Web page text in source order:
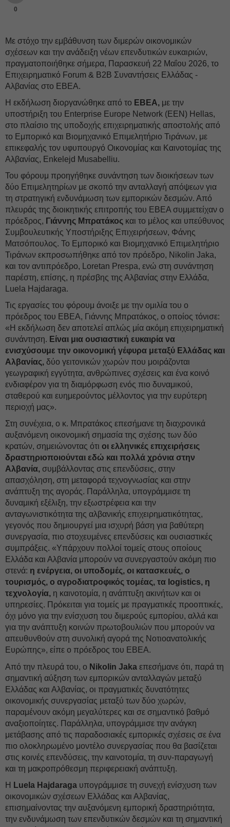
0
Με στόχο την εμβάθυνση των διμερών οικονομικών
σχέσεων και την ανάδειξη νέων επενδυτικών ευκαιριών,
πραγματοποιήθηκε σήμερα, Παρασκευή 22 Μαΐου 2026, το
Επιχειρηματικό Forum & B2B Συναντήσεις Ελλάδας -
Αλβανίας στο ΕΒΕΑ.
Η εκδήλωση διοργανώθηκε από το ΕΒΕΑ, με την
υποστήριξη του Enterprise Europe Network (EEN) Hellas,
στο πλαίσιο της υποδοχής επιχειρηματικής αποστολής από
το Εμπορικό και Βιομηχανικό Επιμελητήριο Τιράνων, με
επικεφαλής τον υφυπουργό Οικονομίας και Καινοτομίας της
Αλβανίας, Enkelejd Musabelliu.
Του φόρουμ προηγήθηκε συνάντηση των διοικήσεων των
δύο Επιμελητηρίων με σκοπό την ανταλλαγή απόψεων για
τη στρατηγική ενδυνάμωση των εμπορικών δεσμών. Από
πλευράς της διοικητικής επιτροπής του ΕΒΕΑ συμμετείχαν ο
πρόεδρος, Γιάννης Μπρατάκος και το μέλος και υπεύθυνος
Συμβουλευτικής Υποστήριξης Επιχειρήσεων, Φάνης
Ματσόπουλος. Το Εμπορικό και Βιομηχανικό Επιμελητήριο
Τιράνων εκπροσωπήθηκε από τον πρόεδρο, Nikolin Jaka,
και τον αντιπρόεδρο, Loretan Prespa, ενώ στη συνάντηση
παρέστη, επίσης, η πρέσβης της Αλβανίας στην Ελλάδα,
Luela Hajdaraga.
Τις εργασίες του φόρουμ άνοιξε με την ομιλία του ο
πρόεδρος του ΕΒΕΑ, Γιάννης Μπρατάκος, ο οποίος τόνισε:
«Η εκδήλωση δεν αποτελεί απλώς μία ακόμη επιχειρηματική
συνάντηση. Είναι μια ουσιαστική ευκαιρία να
ενισχύσουμε την οικονομική γέφυρα μεταξύ Ελλάδας και
Αλβανίας, δύο γειτονικών χωρών που μοιράζονται
γεωγραφική εγγύτητα, ανθρώπινες σχέσεις και ένα κοινό
ενδιαφέρον για τη διαμόρφωση ενός πιο δυναμικού,
σταθερού και ευημερούντος μέλλοντος για την ευρύτερη
περιοχή μας».
Στη συνέχεια, ο κ. Μπρατάκος επεσήμανε τη διαχρονικά
αυξανόμενη οικονομική σημασία της σχέσης των δύο
κρατών, σημειώνοντας ότι οι ελληνικές επιχειρήσεις
δραστηριοποιούνται εδώ και πολλά χρόνια στην
Αλβανία, συμβάλλοντας στις επενδύσεις, στην
απασχόληση, στη μεταφορά τεχνογνωσίας και στην
ανάπτυξη της αγοράς. Παράλληλα, υπογράμμισε τη
δυναμική εξέλιξη, την εξωστρέφεια και την
ανταγωνιστικότητα της αλβανικής επιχειρηματικότητας,
γεγονός που δημιουργεί μια ισχυρή βάση για βαθύτερη
συνεργασία, πιο στοχευμένες επενδύσεις και ουσιαστικές
συμπράξεις. «Υπάρχουν πολλοί τομείς στους οποίους
Ελλάδα και Αλβανία μπορούν να συνεργαστούν ακόμη πιο
στενά: η ενέργεια, οι υποδομές, οι κατασκευές, ο
τουρισμός, ο αγροδιατροφικός τομέας, τα logistics, η
τεχνολογία, η καινοτομία, η ανάπτυξη ακινήτων και οι
υπηρεσίες. Πρόκειται για τομείς με πραγματικές προοπτικές,
όχι μόνο για την ενίσχυση του διμερούς εμπορίου, αλλά και
για την ανάπτυξη κοινών πρωτοβουλιών που μπορούν να
απευθυνθούν στη συνολική αγορά της Νοτιοανατολικής
Ευρώπης», είπε ο πρόεδρος του ΕΒΕΑ.
Από την πλευρά του, ο Nikolin Jaka επεσήμανε ότι, παρά τη
σημαντική αύξηση των εμπορικών ανταλλαγών μεταξύ
Ελλάδας και Αλβανίας, οι πραγματικές δυνατότητες
οικονομικής συνεργασίας μεταξύ των δύο χωρών,
παραμένουν ακόμη μεγαλύτερες και σε σημαντικό βαθμό
αναξιοποίητες. Παράλληλα, υπογράμμισε την ανάγκη
μετάβασης από τις παραδοσιακές εμπορικές σχέσεις σε ένα
πιο ολοκληρωμένο μοντέλο συνεργασίας που θα βασίζεται
στις κοινές επενδύσεις, την καινοτομία, τη συν-παραγωγή
και τη μακροπρόθεσμη περιφερειακή ανάπτυξη.
Η Luela Hajdaraga υπογράμμισε τη συνεχή ενίσχυση των
οικονομικών σχέσεων Ελλάδας και Αλβανίας,
επισημαίνοντας την αυξανόμενη εμπορική δραστηριότητα,
την ενδυνάμωση των επενδυτικών δεσμών και τη σημαντική